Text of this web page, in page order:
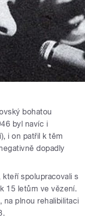
bohatou
byl navíc i
i on patřil k těm
dopadly
spolupracovali s
15 letům ve vězení.
na plnou rehalibilitaci